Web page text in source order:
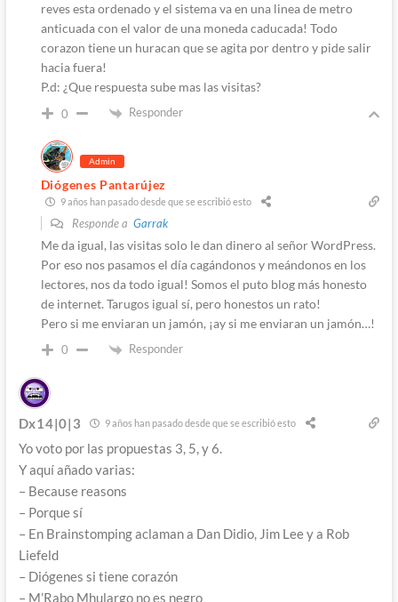
reves esta ordenado y el sistema va en una linea de metro
anticuada con el valor de una moneda caducada! Todo
corazon tiene un huracan que se agita por dentro y pide salir
hacia fuera!
P.d: ¿Que respuesta sube mas las visitas?
0 Responder
Admin
Diógenes Pantarújez
9 años han pasado desde que se escribió esto
Responde a Garrak
Me da igual, las visitas solo le dan dinero al señor WordPress.
Por eso nos pasamos el día cagándonos y meándonos en los
lectores, nos da todo igual! Somos el puto blog más honesto
de internet. Tarugos igual sí, pero honestos un rato!
Pero si me enviaran un jamón, ¡ay si me enviaran un jamón…!
0 Responder
Dx14|0|3 9 años han pasado desde que se escribió esto
Yo voto por las propuestas 3, 5, y 6.
Y aquí añado varias:
– Because reasons
– Porque sí
– En Brainstomping aclaman a Dan Didio, Jim Lee y a Rob
Liefeld
– Diógenes si tiene corazón
– M’Rabo Mhulargo no es negro